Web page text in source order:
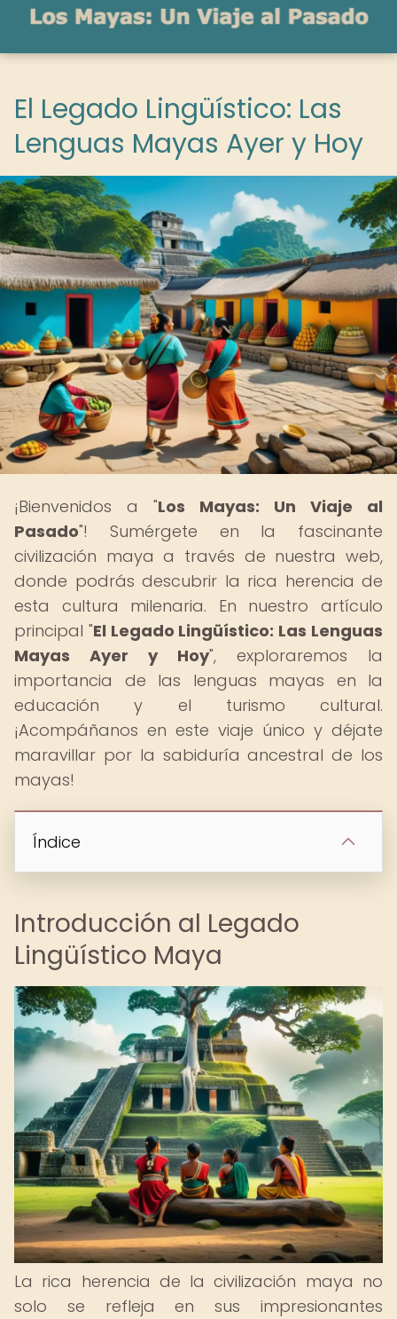
El Legado Lingüístico: Las
Lenguas Mayas Ayer y Hoy
¡Bienvenidos a "Los Mayas: Un Viaje al
Pasado"! Sumérgete en la fascinante
civilización maya a través de nuestra web,
donde podrás descubrir la rica herencia de
esta cultura milenaria. En nuestro artículo
principal "El Legado Lingüístico: Las Lenguas
Mayas Ayer y Hoy", exploraremos la
importancia de las lenguas mayas en la
educación y el turismo cultural.
¡Acompáñanos en este viaje único y déjate
maravillar por la sabiduría ancestral de los
mayas!
Índice
Introducción al Legado
Lingüístico Maya
La rica herencia de la civilización maya no
solo se refleja en sus impresionantes